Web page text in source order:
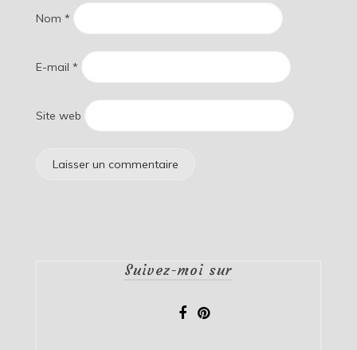
Nom *
E-mail *
Site web
Suivez-moi sur